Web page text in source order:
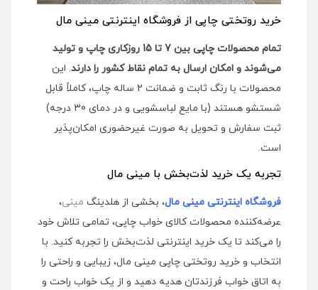
خرید روتختی چاپی از فروشگاه اینترنتی مینی مال
تمام محصولات چاپی بین 7 تا 15 روزکاری چاپ و تولید
می‌شوند و امکان ارسال به تمام نقاط کشور را دارند. این
محصولات با رنگ ثابت و ضمانت 2 ساله چاپ، کاملاً قابل
شستشو هستند (با مایع لباسشویی و در دمای 30 درجه)
ثبت سفارش و تحویل به صورت غیرحضوری امکان‌پذیر
است.
تجربه یک خرید لذت‌بخش با مینی مال
فروشگاه اینترنتی مینی مال، بخشی از هلدینگ مینی،
عرضه‌کننده محصولات کالای خواب چاپی، تمامی تلاش خود
را می‌کند تا یک خرید اینترنتی لذت‌بخش را تجربه کنید. با
انتخاب و خرید روتختی چاپی مینی مال، زیبایی و راحتی را
به اتاق خواب فرزندتان هدیه دهید و از یک خواب راحت و